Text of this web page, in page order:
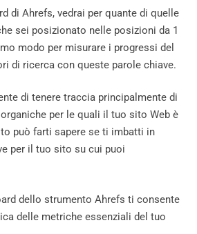
di Ahrefs, vedrai per quante di quelle
sei posizionato nelle posizioni da 1
modo per misurare i progressi del
di ricerca con queste parole chiave.
di tenere traccia principalmente di
per le quali il tuo sito Web è
può farti sapere se ti imbatti in
per il tuo sito su cui puoi
dello strumento Ahrefs ti consente
delle metriche essenziali del tuo